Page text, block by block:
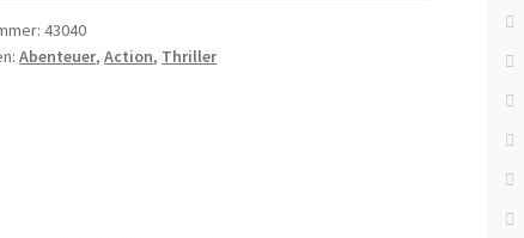
43040
Abenteuer,Action, Thriller